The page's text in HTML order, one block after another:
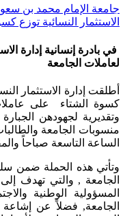
جامعة الإمام محمد بن
الاستثمار النسائية توزع
في بادرة إنسانية إدارة
لعاملات الجامعة
أطلقت إدارة الاستثمار
كسوة الشتاء على
وتقديرية لجهودهن
الساعة التاسعة صباحاً
وتأتي هذه الحملة ضمن
الجامعة , والتي تهدف
المسؤولية الوطنية
الجامعة, فضلاً عن إشاعة